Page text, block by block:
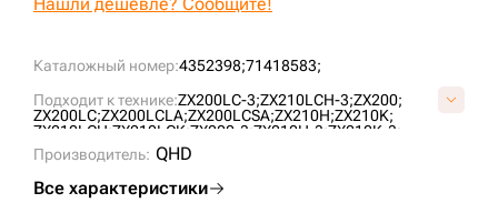
Каталожный номер:4352398;71418583;
Подходит к технике:ZX200LC-3;ZX210LCH-3;ZX200;
ZX200LC;ZX200LCLA;ZX200LCSA;ZX210H;ZX210K;
ZX210LCH;ZX210LCK;ZX200-3;ZX210H-3;ZX210K-3;
ZX210L-3;
ZX210L3-AP;
ZX180LCN-3;ZX200-3G;
ZX160W;
ZX225USR;EX225USR;ZX225USRLC-3;
Производитель: QHD
Все характеристики